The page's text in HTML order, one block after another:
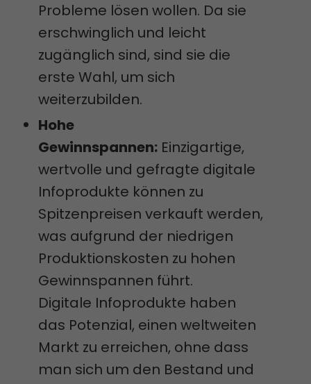
Probleme lösen wollen. Da sie
erschwinglich und leicht
zugänglich sind, sind sie die
erste Wahl, um sich
weiterzubilden.
Hohe
Gewinnspannen: Einzigartige,
wertvolle und gefragte digitale
Infoprodukte können zu
Spitzenpreisen verkauft werden,
was aufgrund der niedrigen
Produktionskosten zu hohen
Gewinnspannen führt.
Digitale Infoprodukte haben
das Potenzial, einen weltweiten
Markt zu erreichen, ohne dass
man sich um den Bestand und